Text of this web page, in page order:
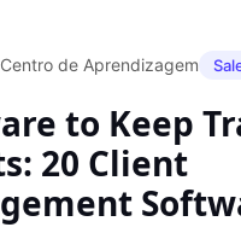
de Aprendizagem
to Keep
20 Client